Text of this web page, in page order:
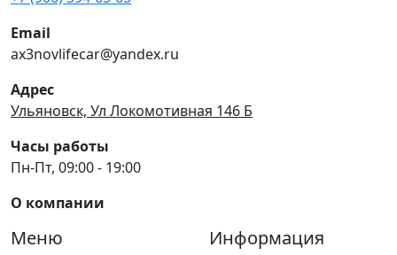
Email
ax3novlifecar@yandex.ru
Адрес
Ульяновск, Ул Локомотивная 146 Б
Часы работы
Пн-Пт, 09:00 - 19:00
О компании
Меню Информация